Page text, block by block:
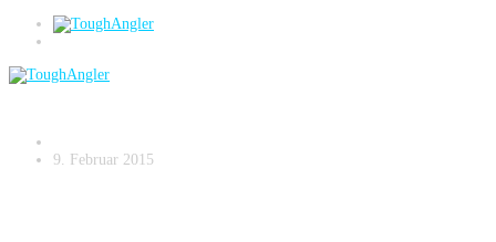
Zanderangeln am Strom – small.036
9. Februar 2015